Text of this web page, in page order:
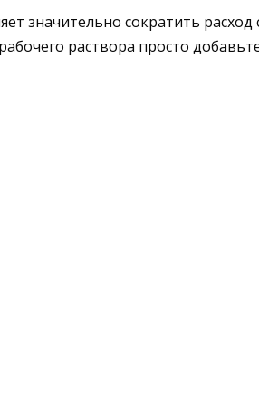
значительно сократить расход
раствора просто